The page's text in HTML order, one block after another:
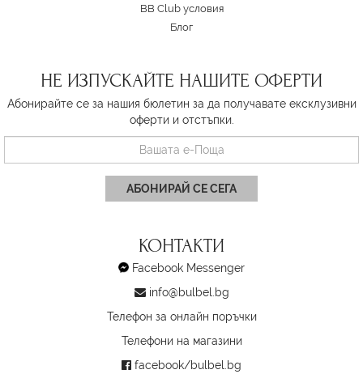
BB Club условия
Блог
НЕ ИЗПУСКАЙТЕ НАШИТЕ ОФЕРТИ
Абонирайте се за нашия бюлетин за да получавате ексклузивни
оферти и отстъпки.
АБОНИРАЙ СЕ СЕГА
КОНТАКТИ
Facebook Messenger
info@bulbel.bg
Телефон за онлайн поръчки
Телефони на магазини
facebook/bulbel.bg